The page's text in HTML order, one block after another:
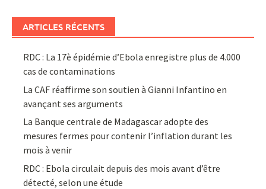
ARTICLES RÉCENTS
RDC : La 17è épidémie d’Ebola enregistre plus de 4.000
cas de contaminations
La CAF réaffirme son soutien à Gianni Infantino en
avançant ses arguments
La Banque centrale de Madagascar adopte des
mesures fermes pour contenir l’inflation durant les
mois à venir
RDC : Ebola circulait depuis des mois avant d’être
détecté, selon une étude